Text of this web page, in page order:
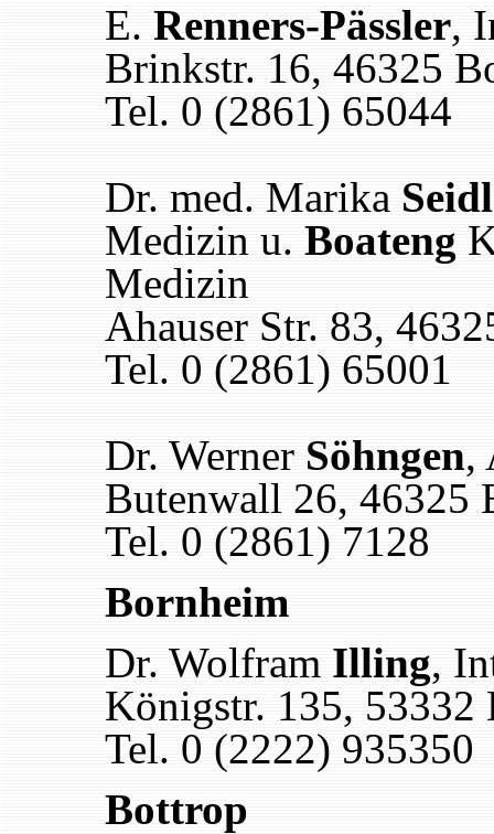
E. Renners-Pässler,
Brinkstr. 16, 46325
Tel. 0 (2861) 65044
Dr. med. Marika
Medizin u. Boateng
Medizin
Ahauser Str. 83,
Tel. 0 (2861) 65001
Dr. Werner Söhngen,
Butenwall 26, 46325
Tel. 0 (2861) 7128
Bornheim
Dr. Wolfram Illing,
Königstr. 135, 53332
Tel. 0 (2222) 935350
Bottrop